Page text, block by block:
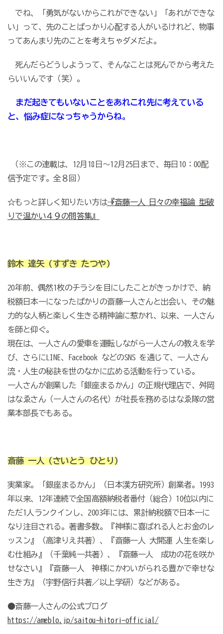
でね、「勇気がないからこれができない」「あれができな
い」って、先のことばっかり心配する人がいるけれど、物事
ってあんまり先のことを考えちゃダメだよ。
死んだらどうしようって、そんなことは死んでから考えた
らいいんです（笑）。
まだ起きてもいないことをあれこれ先に考えている
と、悩み症になっちゃうからね。
（※この連載は、12月18日～12月25日まで、毎日10：00配
信予定です。全８回）
☆もっと詳しく知りたい方は→『斎藤一人 日々の幸福論 型破
りで温かい４９の問答集』
鈴木 達矢(すずき たつや)
20年前、偶然1枚のチラシを目にしたことがきっかけで、納
税額日本一になったばかりの斎藤一人さんと出会い、その魅
力的な人柄と楽しく生きる精神論に惹かれ、以来、一人さん
を師と仰ぐ。
現在は、一人さんの愛車を運転しながら一人さんの教えを学
び、さらにLINE、Facebook などのSNS を通じて、一人さん
流・人生の秘訣を世のなかに広める活動を行っている。
一人さんが創業した「銀座まるかん」の正規代理店で、舛岡
はなゑさん（一人さんの名代）が社長を務めるはなゑ隊の営
業本部長でもある。
斎藤 一人 (さいとう ひとり)
実業家。「銀座まるかん」（日本漢方研究所）創業者。1993
年以来、12年連続で全国高額納税者番付（総合）10位以内に
ただ1人ランクインし、2003年には、累計納税額で日本一に
なり注目される。著書多数。『神様に喜ばれる人とお金のレ
ッスン』（高津りえ共著）、『斎藤一人 大開運 人生を楽し
む仕組み』（千葉純一共著）、『斎藤一人 成功の花を咲か
せなさい』『斎藤一人 神様にかわいがられる豊かで幸せな
生き方』（宇野信行共著／以上学研）などがある。
●斎藤一人さんの公式ブログ
https://ameblo.jp/saitou-hitori-official/